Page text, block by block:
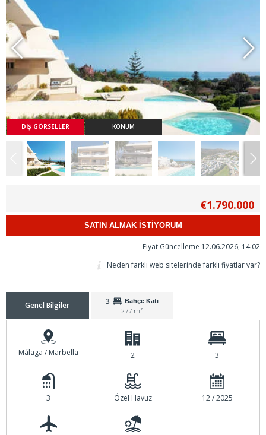
DIŞ GÖRSELLER KONUM
€1.790.000
SATIN ALMAK İSTİYORUM
Fiyat Güncelleme 12.06.2026, 14.02
Neden farklı web sitelerinde farklı fiyatlar var?
Genel Bilgiler 3 Bahçe Katı
277 m²
Málaga / Marbella 2 3
3 Özel Havuz 12 / 2025